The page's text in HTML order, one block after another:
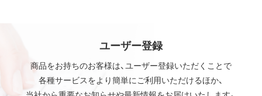
ユーザー登録
商品をお持ちのお客様は、ユーザー登録いただくことで
各種サービスをより簡単にご利用いただけるほか、